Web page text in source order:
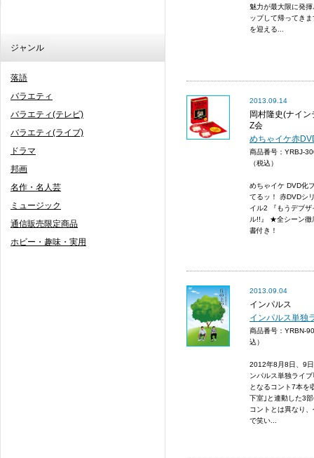
ジャンル
落語
バラエティ
バラエティ(テレビ)
バラエティ(ライブ)
ドラマ
邦画
名作・名人芸
ミュージック
通信販売限定商品
ホビー・趣味・実用
魅力が最大限に発
ップして帰ってき
を迎える...
2013.09.14
岡村隆史(ナイ
Z会
めちゃイケ赤
商品番号：YRBJ-
（税込）
めちゃイケ DVD化
てるッ！ 赤DVDシ
イル2 『もうデブ
ル!!』 ★全シーン徹
書付き！
2013.09.04
インパルス
インパルス単独
商品番号：YRBN-
込）
2012年8月8日、9
ンパルス単独ライ
となるコント7本を
下室｣と連動した3
コントとは異なり
で笑い...